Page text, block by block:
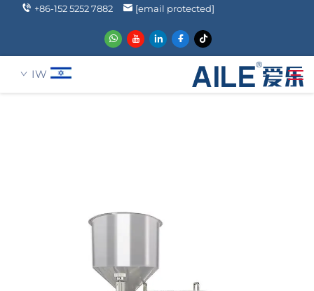
+86-152 5252 7882 [email protected]
IW